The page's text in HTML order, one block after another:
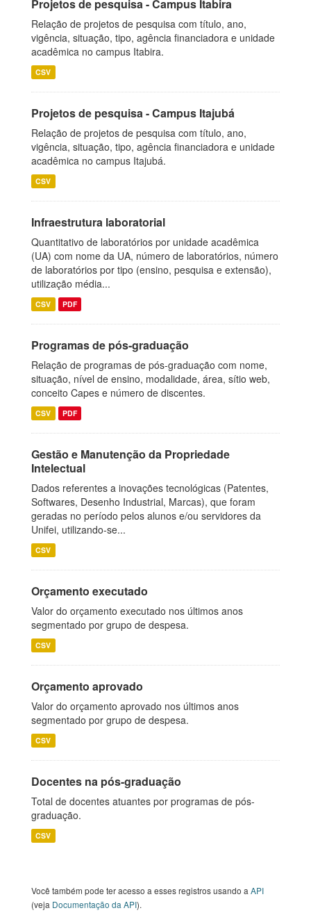
Projetos de pesquisa - Campus Itabira
Relação de projetos de pesquisa com título, ano,
vigência, situação, tipo, agência financiadora e unidade
acadêmica no campus Itabira.
CSV
Projetos de pesquisa - Campus Itajubá
Relação de projetos de pesquisa com título, ano,
vigência, situação, tipo, agência financiadora e unidade
acadêmica no campus Itajubá.
CSV
Infraestrutura laboratorial
Quantitativo de laboratórios por unidade acadêmica
(UA) com nome da UA, número de laboratórios, número
de laboratórios por tipo (ensino, pesquisa e extensão),
utilização média...
CSV PDF
Programas de pós-graduação
Relação de programas de pós-graduação com nome,
situação, nível de ensino, modalidade, área, sítio web,
conceito Capes e número de discentes.
CSV PDF
Gestão e Manutenção da Propriedade
Intelectual
Dados referentes a inovações tecnológicas (Patentes,
Softwares, Desenho Industrial, Marcas), que foram
geradas no período pelos alunos e/ou servidores da
Unifei, utilizando-se...
CSV
Orçamento executado
Valor do orçamento executado nos últimos anos
segmentado por grupo de despesa.
CSV
Orçamento aprovado
Valor do orçamento aprovado nos últimos anos
segmentado por grupo de despesa.
CSV
Docentes na pós-graduação
Total de docentes atuantes por programas de pós-
graduação.
CSV
Você também pode ter acesso a esses registros usando a API
(veja Documentação da API).